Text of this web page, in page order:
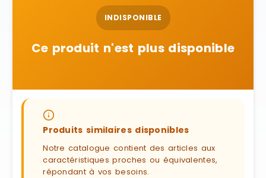
INDISPONIBLE
Ce produit n'est plus disponible
Produits similaires disponibles
Notre catalogue contient des articles aux
caractéristiques proches ou équivalentes,
répondant à vos besoins.